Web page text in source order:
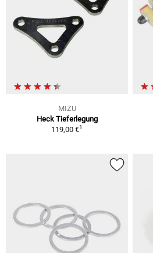
MIZU
Heck Tieferlegung
119,00 €1